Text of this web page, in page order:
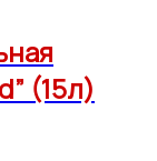
(15л)